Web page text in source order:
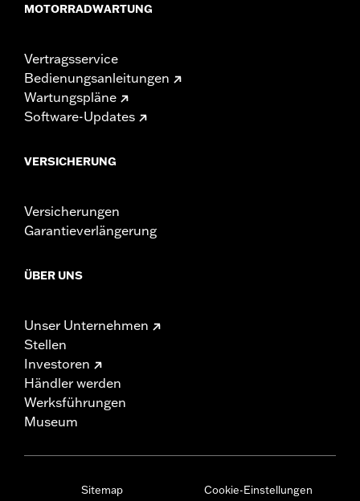
MOTORRADWARTUNG
Vertragsservice
Bedienungsanleitungen
Wartungspläne
Software-Updates
VERSICHERUNG
Versicherungen
Garantieverlängerung
ÜBER UNS
Unser Unternehmen
Stellen
Investoren
Händler werden
Werksführungen
Museum
Sitemap
Cookie-Einstellungen